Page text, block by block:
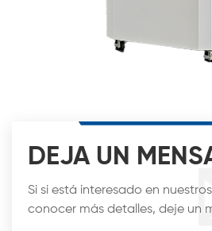
DEJA UN
Si si está interesado en
conocer más detalles, deje un